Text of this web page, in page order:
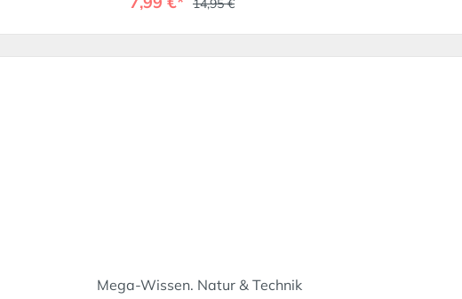
14,95 €
Mega-Wissen. Natur & Technik